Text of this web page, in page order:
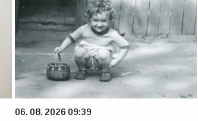
06. 08. 2026 09:39